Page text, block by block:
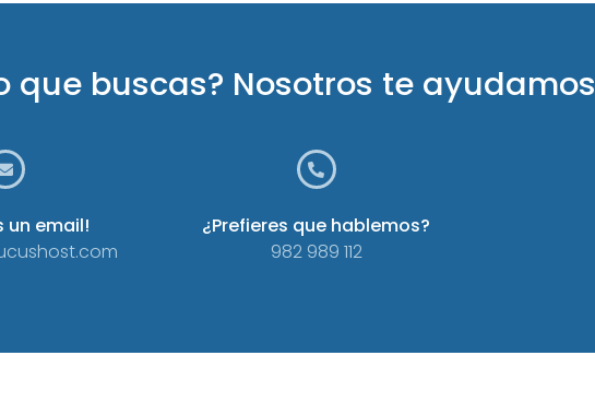
que buscas? Nosotros te ayudamos
un email!
¿Prefieres que hablemos?
982 989 112